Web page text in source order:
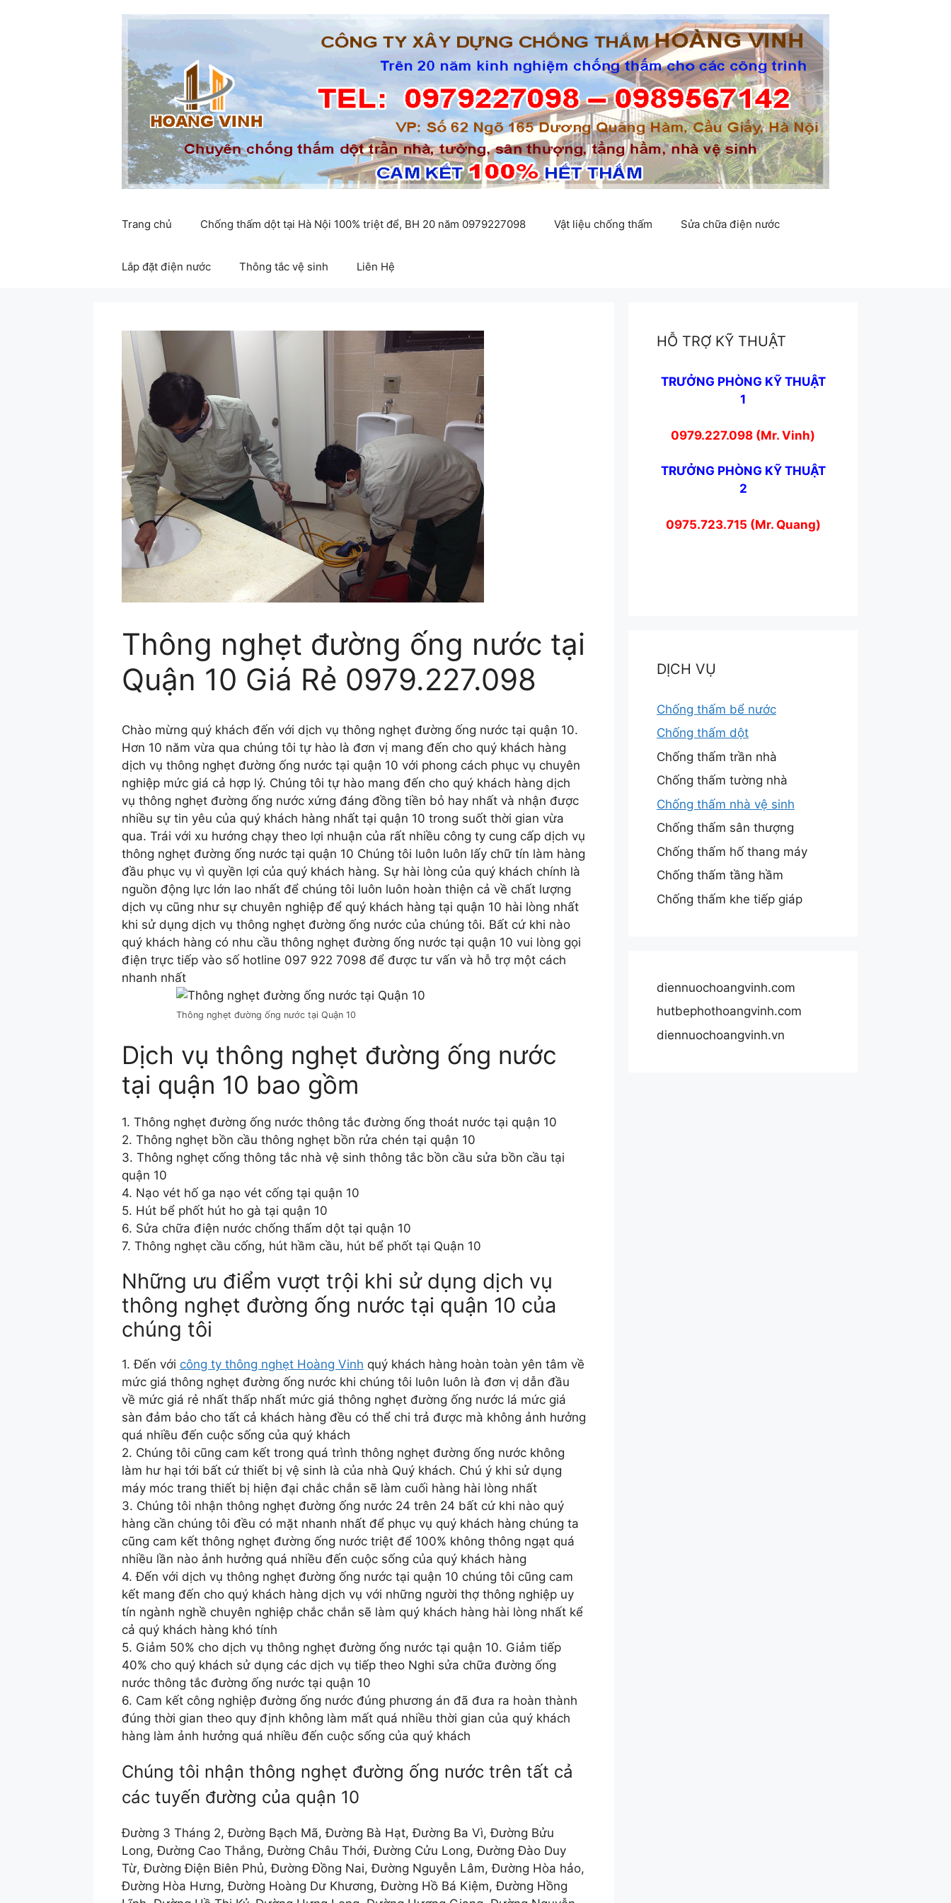
Trang chủ Chống thấm dột tại Hà Nội 100% triệt để, BH 20 năm 0979227098 Vật liệu chống thấm Sửa chữa điện nước
Lắp đặt điện nước Thông tắc vệ sinh Liên Hệ
Thông nghẹt đường ống nước tại
Quận 10 Giá Rẻ 0979.227.098
Chào mừng quý khách đến với dịch vụ thông nghẹt đường ống nước tại quận 10.
Hơn 10 năm vừa qua chúng tôi tự hào là đơn vị mang đến cho quý khách hàng
dịch vụ thông nghẹt đường ống nước tại quận 10 với phong cách phục vụ chuyên
nghiệp mức giá cả hợp lý. Chúng tôi tự hào mang đến cho quý khách hàng dịch
vụ thông nghẹt đường ống nước xứng đáng đồng tiền bỏ hay nhất và nhận được
nhiều sự tin yêu của quý khách hàng nhất tại quận 10 trong suốt thời gian vừa
qua. Trái với xu hướng chạy theo lợi nhuận của rất nhiều công ty cung cấp dịch vụ
thông nghẹt đường ống nước tại quận 10 Chúng tôi luôn luôn lấy chữ tín làm hàng
đầu phục vụ vì quyền lợi của quý khách hàng. Sự hài lòng của quý khách chính là
nguồn động lực lớn lao nhất để chúng tôi luôn luôn hoàn thiện cả về chất lượng
dịch vụ cũng như sự chuyên nghiệp để quý khách hàng tại quận 10 hài lòng nhất
khi sử dụng dịch vụ thông nghẹt đường ống nước của chúng tôi. Bất cứ khi nào
quý khách hàng có nhu cầu thông nghẹt đường ống nước tại quận 10 vui lòng gọi
điện trực tiếp vào số hotline 097 922 7098 để được tư vấn và hỗ trợ một cách
nhanh nhất
Thông nghẹt đường ống nước tại Quận 10
Dịch vụ thông nghẹt đường ống nước
tại quận 10 bao gồm
1. Thông nghẹt đường ống nước thông tắc đường ống thoát nước tại quận 10
2. Thông nghẹt bồn cầu thông nghẹt bồn rửa chén tại quận 10
3. Thông nghẹt cống thông tắc nhà vệ sinh thông tắc bồn cầu sửa bồn cầu tại
quận 10
4. Nạo vét hố ga nạo vét cống tại quận 10
5. Hút bể phốt hút ho gà tại quận 10
6. Sửa chữa điện nước chống thấm dột tại quận 10
7. Thông nghẹt cầu cống, hút hầm cầu, hút bể phốt tại Quận 10
Những ưu điểm vượt trội khi sử dụng dịch vụ
thông nghẹt đường ống nước tại quận 10 của
chúng tôi
1. Đến với công ty thông nghẹt Hoàng Vinh quý khách hàng hoàn toàn yên tâm về
mức giá thông nghẹt đường ống nước khi chúng tôi luôn luôn là đơn vị dẫn đầu
về mức giá rẻ nhất thấp nhất mức giá thông nghẹt đường ống nước lá mức giá
sàn đảm bảo cho tất cả khách hàng đều có thể chi trả được mà không ảnh hưởng
quá nhiều đến cuộc sống của quý khách
2. Chúng tôi cũng cam kết trong quá trình thông nghẹt đường ống nước không
làm hư hại tới bất cứ thiết bị vệ sinh là của nhà Quý khách. Chú ý khi sử dụng
máy móc trang thiết bị hiện đại chắc chắn sẽ làm cuối hàng hài lòng nhất
3. Chúng tôi nhận thông nghẹt đường ống nước 24 trên 24 bất cứ khi nào quý
hàng cần chúng tôi đều có mặt nhanh nhất để phục vụ quý khách hàng chúng ta
cũng cam kết thông nghẹt đường ống nước triệt để 100% không thông ngạt quá
nhiều lần nào ảnh hưởng quá nhiều đến cuộc sống của quý khách hàng
4. Đến với dịch vụ thông nghẹt đường ống nước tại quận 10 chúng tôi cũng cam
kết mang đến cho quý khách hàng dịch vụ với những người thợ thông nghiệp uy
tín ngành nghề chuyên nghiệp chắc chắn sẽ làm quý khách hàng hài lòng nhất kể
cả quý khách hàng khó tính
5. Giảm 50% cho dịch vụ thông nghẹt đường ống nước tại quận 10. Giảm tiếp
40% cho quý khách sử dụng các dịch vụ tiếp theo Nghi sửa chữa đường ống
nước thông tắc đường ống nước tại quận 10
6. Cam kết công nghiệp đường ống nước đúng phương án đã đưa ra hoàn thành
đúng thời gian theo quy định không làm mất quá nhiều thời gian của quý khách
hàng làm ảnh hưởng quá nhiều đến cuộc sống của quý khách
Chúng tôi nhận thông nghẹt đường ống nước trên tất cả
các tuyến đường của quận 10
Đường 3 Tháng 2, Đường Bạch Mã, Đường Bà Hạt, Đường Ba Vì, Đường Bửu
Long, Đường Cao Thắng, Đường Châu Thới, Đường Cửu Long, Đường Đào Duy
Từ, Đường Điện Biên Phủ, Đường Đồng Nai, Đường Nguyễn Lâm, Đường Hòa hảo,
Đường Hòa Hưng, Đường Hoàng Dư Khương, Đường Hồ Bá Kiệm, Đường Hồng
HỖ TRỢ KỸ THUẬT
TRƯỞNG PHÒNG KỸ THUẬT
1
0979.227.098 (Mr. Vinh)
TRƯỞNG PHÒNG KỸ THUẬT
2
0975.723.715 (Mr. Quang)
DỊCH VỤ
Chống thấm bể nước
Chống thấm dột
Chống thấm trần nhà
Chống thấm tường nhà
Chống thấm nhà vệ sinh
Chống thấm sân thượng
Chống thấm hố thang máy
Chống thấm tầng hầm
Chống thấm khe tiếp giáp
diennuochoangvinh.com
hutbephothoangvinh.com
diennuochoangvinh.vn